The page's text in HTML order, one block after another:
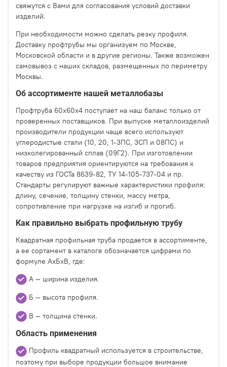
свяжутся с Вами для согласования условий доставки
изделий.
При необходимости можно сделать резку профиля.
Доставку профтрубы мы организуем по Москве,
Московской области и в другие регионы. Также возможен
самовывоз с наших складов, размещенных по периметру
Москвы.
Об ассортименте нашей металлобазы
Профтруба 60х60х4 поступает на наш баланс только от
проверенных поставщиков. При выпуске металлоизделий
производители продукции чаще всего используют
углеродистые стали (10, 20, 1-3ПС, 3СП и 08ПС) и
низколегированный сплав (09Г2). При изготовлении
товаров предприятия ориентируются на требования к
качеству из ГОСТа 8639-82, ТУ 14-105-737-04 и пр.
Стандарты регулируют важные характеристики профиля:
длину, сечение, толщину стенки, массу метра,
сопротивление при нагрузке на изгиб и прогиб.
Как правильно выбрать профильную трубу
Квадратная профильная труба продается в ассортименте,
а ее сортамент в каталоге обозначается цифрами по
формуле АхБхВ, где:
А — ширина изделия.
Б — высота профиля.
В — толщина стенки.
Область применения
Профиль квадратный используется в строительстве,
поэтому при выборе продукции большое внимание